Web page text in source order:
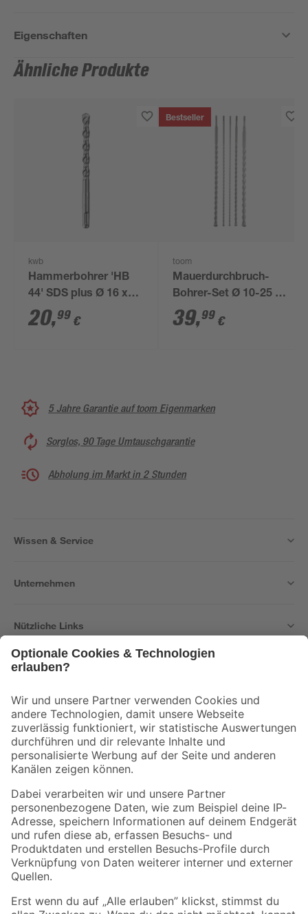
Eigenschaften
Ähnliche Produkte
kwb
Hammerbohrer 'HB
44' SDS plus Ø 16 x
210 mm
20,99 €
Bestseller
toom
Mauerdurchbruch-
Bohrer-Set Ø 10-25 x
600 mm 5-teilig
39,99 €
5 Jahre Garantie auf toom Eigenmarken
Sorglos, 90 Tage Umtauschgarantie
Abholung im Markt in 2 Stunden
Wissen & Service
Unternehmen
Nützliche Links
Der toom Newsletter: Keine Angebote und Aktionen mehr verpassen!
Zur Newsletter Anmeldung
Folge uns
Zahlungsarten Versandarten
Sicher einkaufen